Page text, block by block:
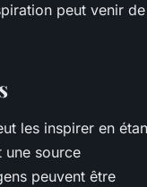
peut venir de
les inspirer en
une source
peuvent être